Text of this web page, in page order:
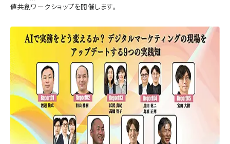
値共創ワークショップを開催します。